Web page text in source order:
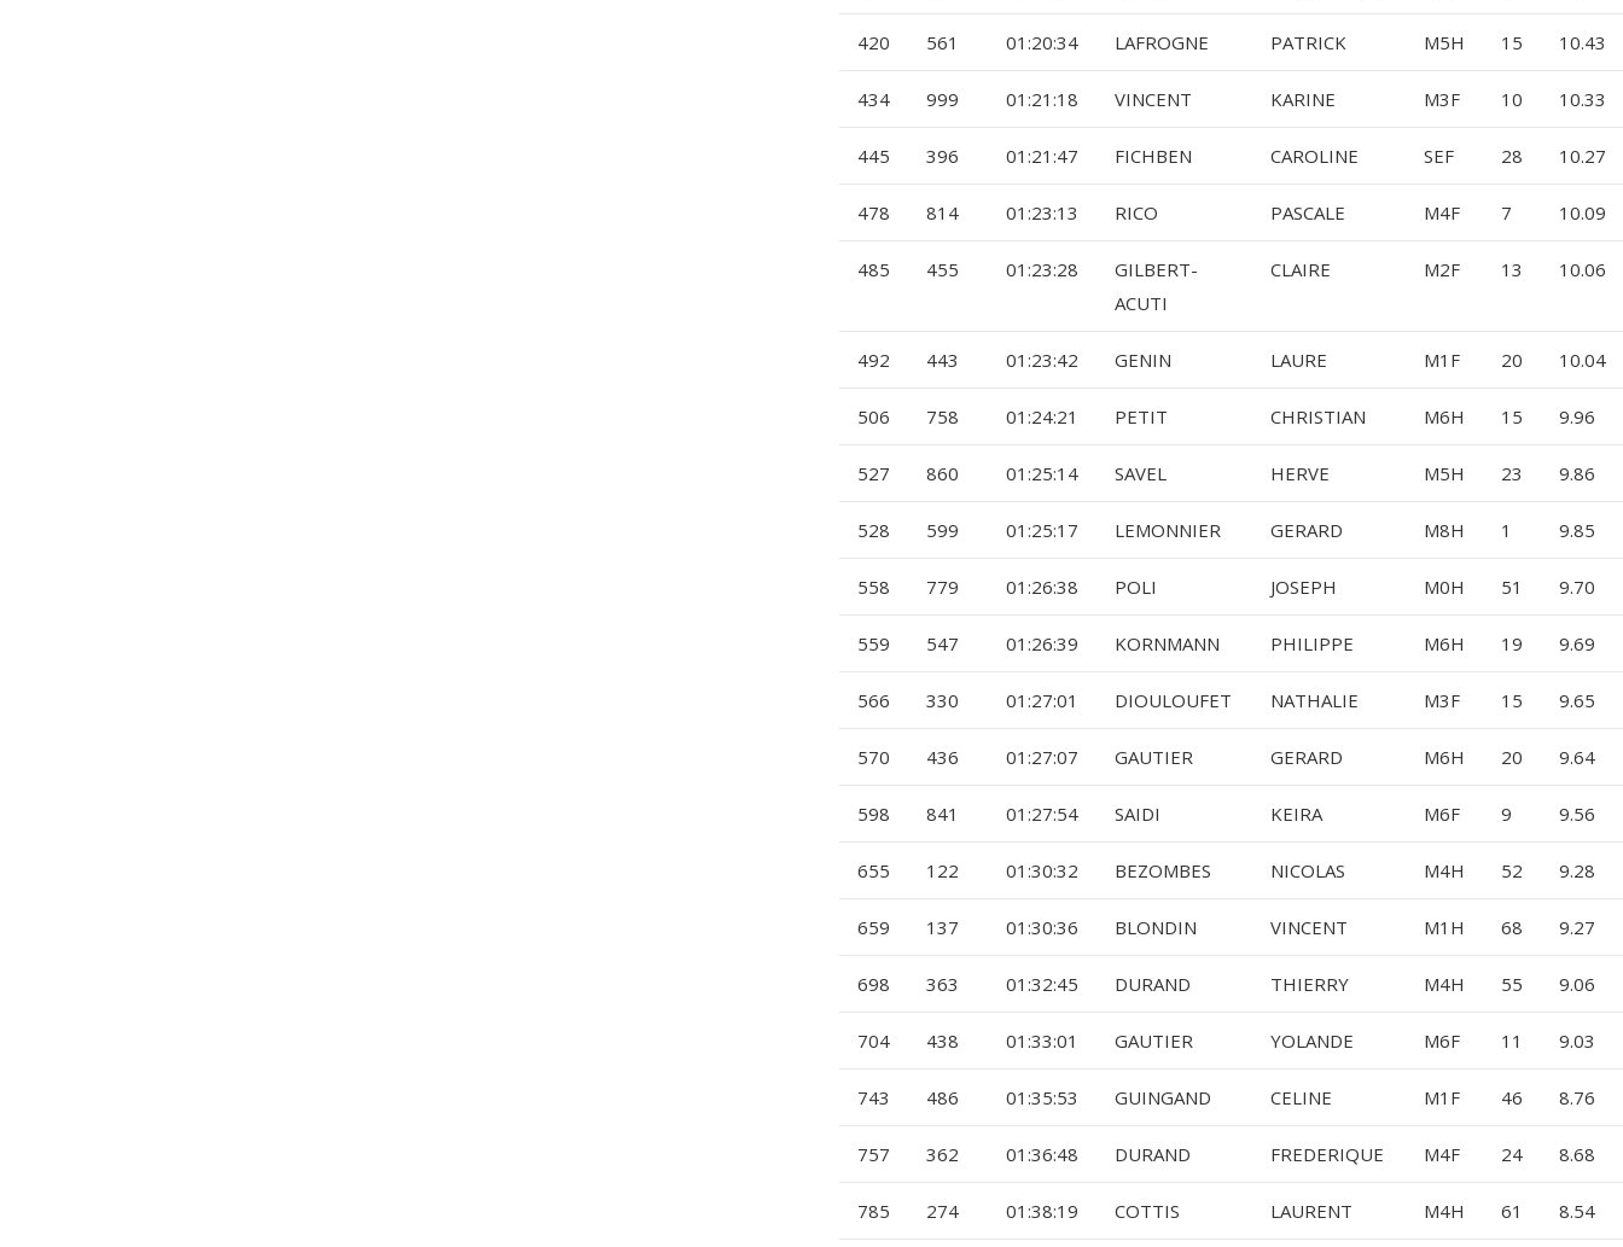
420 561 01:20:34 LAFROGNE PATRICK M5H 15 10.43
434 999 01:21:18 VINCENT KARINE M3F 10 10.33
445 396 01:21:47 FICHBEN CAROLINE SEF 28 10.27
478 814 01:23:13 RICO PASCALE M4F 7 10.09
485 455 01:23:28
GILBERT-
ACUTI
CLAIRE M2F 13 10.06
492 443 01:23:42 GENIN LAURE M1F 20 10.04
506 758 01:24:21 PETIT CHRISTIAN M6H 15 9.96
527 860 01:25:14 SAVEL HERVE M5H 23 9.86
528 599 01:25:17 LEMONNIER GERARD M8H 1 9.85
558 779 01:26:38 POLI JOSEPH M0H 51 9.70
559 547 01:26:39 KORNMANN PHILIPPE M6H 19 9.69
566 330 01:27:01 DIOULOUFET NATHALIE M3F 15 9.65
570 436 01:27:07 GAUTIER GERARD M6H 20 9.64
598 841 01:27:54 SAIDI KEIRA M6F 9 9.56
655 122 01:30:32 BEZOMBES NICOLAS M4H 52 9.28
659 137 01:30:36 BLONDIN VINCENT M1H 68 9.27
698 363 01:32:45 DURAND THIERRY M4H 55 9.06
704 438 01:33:01 GAUTIER YOLANDE M6F 11 9.03
743 486 01:35:53 GUINGAND CELINE M1F 46 8.76
757 362 01:36:48 DURAND FREDERIQUE M4F 24 8.68
785 274 01:38:19 COTTIS LAURENT M4H 61 8.54